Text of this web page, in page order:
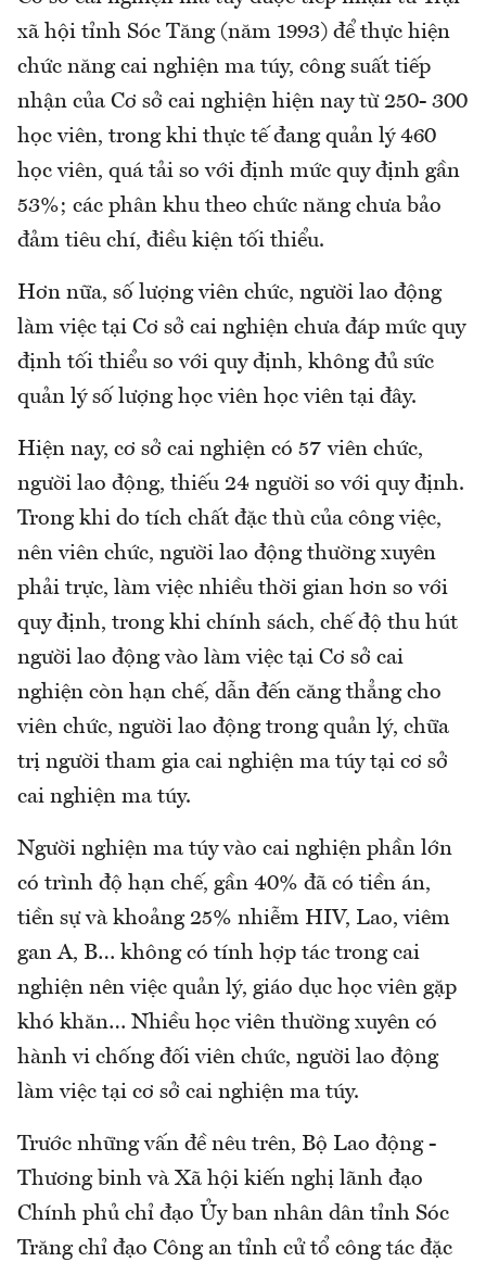
xã hội tỉnh Sóc Tăng (năm 1993) để thực hiện
chức năng cai nghiện ma túy, công suất tiếp
nhận của Cơ sở cai nghiện hiện nay từ 250- 300
học viên, trong khi thực tế đang quản lý 460
học viên, quá tải so với định mức quy định gần
53%; các phân khu theo chức năng chưa bảo
đảm tiêu chí, điều kiện tối thiểu.
Hơn nữa, số lượng viên chức, người lao động
làm việc tại Cơ sở cai nghiện chưa đáp mức quy
định tối thiểu so với quy định, không đủ sức
quản lý số lượng học viên học viên tại đây.
Hiện nay, cơ sở cai nghiện có 57 viên chức,
người lao động, thiếu 24 người so với quy định.
Trong khi do tích chất đặc thù của công việc,
nên viên chức, người lao động thường xuyên
phải trực, làm việc nhiều thời gian hơn so với
quy định, trong khi chính sách, chế độ thu hút
người lao động vào làm việc tại Cơ sở cai
nghiện còn hạn chế, dẫn đến căng thẳng cho
viên chức, người lao động trong quản lý, chữa
trị người tham gia cai nghiện ma túy tại cơ sở
cai nghiện ma túy.
Người nghiện ma túy vào cai nghiện phần lớn
có trình độ hạn chế, gần 40% đã có tiền án,
tiền sự và khoảng 25% nhiễm HIV, Lao, viêm
gan A, B… không có tính hợp tác trong cai
nghiện nên việc quản lý, giáo dục học viên gặp
khó khăn… Nhiều học viên thường xuyên có
hành vi chống đối viên chức, người lao động
làm việc tại cơ sở cai nghiện ma túy.
Trước những vấn đề nêu trên, Bộ Lao động -
Thương binh và Xã hội kiến nghị lãnh đạo
Chính phủ chỉ đạo Ủy ban nhân dân tỉnh Sóc
Trăng chỉ đạo Công an tỉnh cử tổ công tác đặc